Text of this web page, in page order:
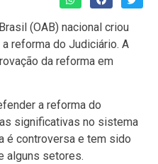
(OAB) nacional criou
reforma do Judiciário. A
da reforma em
a reforma do
significativas no sistema
é controversa e tem sido
alguns setores.